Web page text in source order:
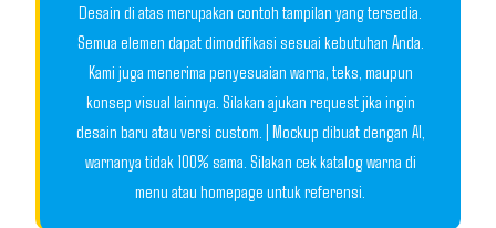
Desain di atas merupakan contoh tampilan yang tersedia.
Semua elemen dapat dimodifikasi sesuai kebutuhan Anda.
Kami juga menerima penyesuaian warna, teks, maupun
konsep visual lainnya. Silakan ajukan request jika ingin
desain baru atau versi custom. | Mockup dibuat dengan AI,
warnanya tidak 100% sama. Silakan cek katalog warna di
menu atau homepage untuk referensi.